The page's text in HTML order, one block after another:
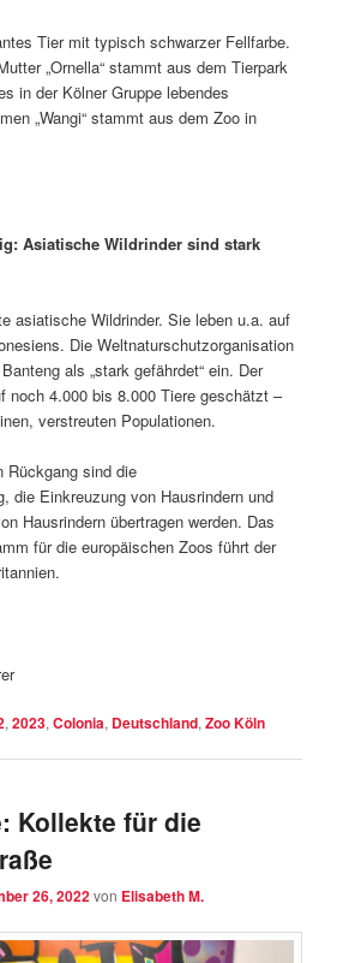
Tier mit typisch schwarzer Fellfarbe.
„Ornella“ stammt aus dem Tierpark
in der Kölner Gruppe lebendes
„Wangi“ stammt aus dem Zoo in
Asiatische Wildrinder sind stark
asiatische Wildrinder. Sie leben u.a. auf
Die Weltnaturschutzorganisation
als „stark gefährdet“ ein. Der
noch 4.000 bis 8.000 Tiere geschätzt –
verstreuten Populationen.
Rückgang sind die
die Einkreuzung von Hausrindern und
Hausrindern übertragen werden. Das
für die europäischen Zoos führt der
,2023,Colonia, Deutschland,Zoo Köln
Kollekte für die
26, 2022von Elisabeth M.